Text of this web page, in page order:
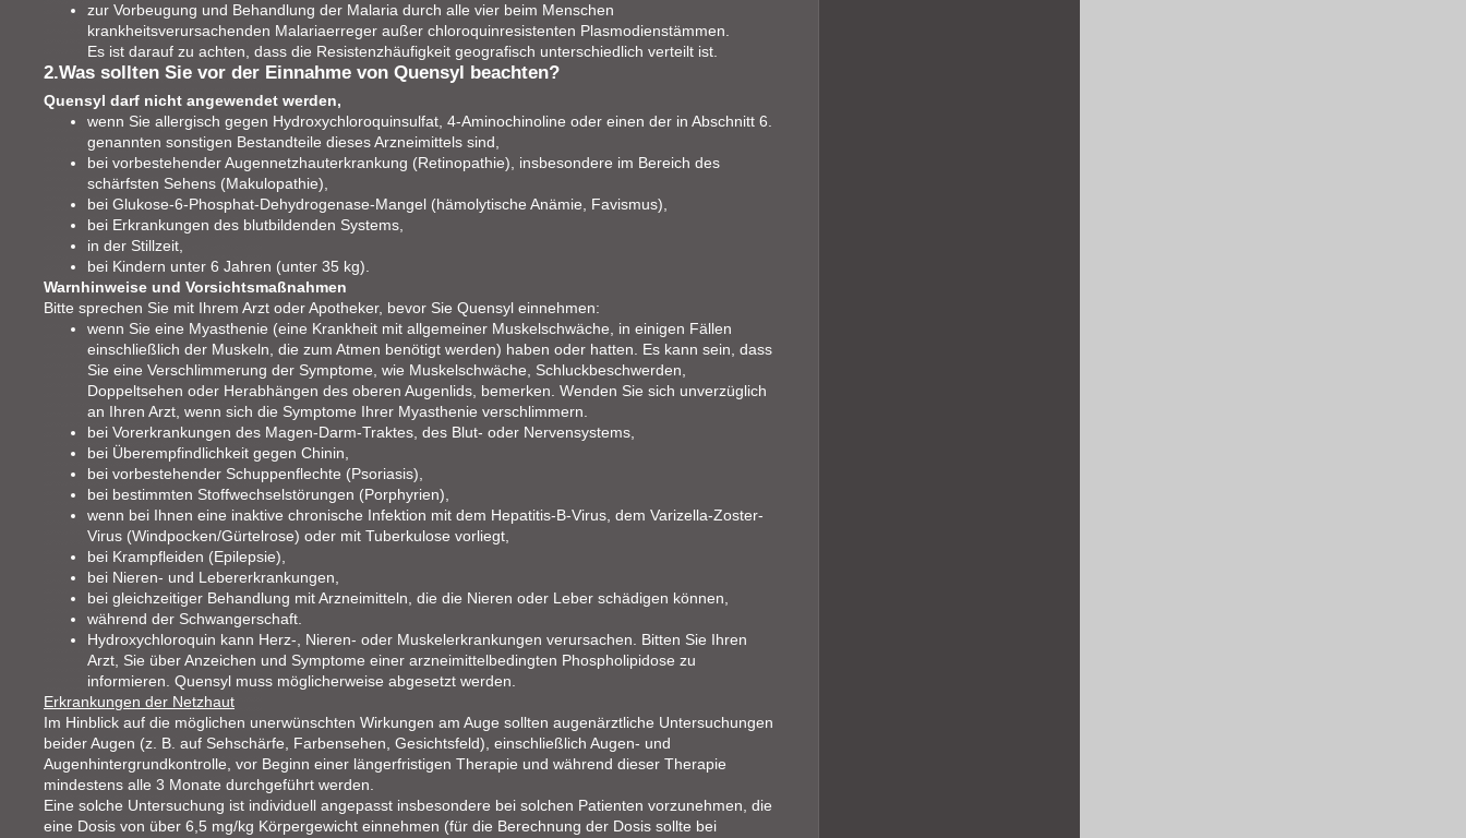
zur Vorbeugung und Behandlung der Malaria durch alle vier beim Menschen
krankheitsverursachenden Malariaerreger außer chloroquinresistenten Plasmodienstämmen.
Es ist darauf zu achten, dass die Resistenzhäufigkeit geografisch unterschiedlich verteilt ist.
2.Was sollten Sie vor der Einnahme von Quensyl beachten?
Quensyl darf nicht angewendet werden,
wenn Sie allergisch gegen Hydroxychloroquinsulfat, 4-Aminochinoline oder einen der in Abschnitt 6.
genannten sonstigen Bestandteile dieses Arzneimittels sind,
bei vorbestehender Augennetzhauterkrankung (Retinopathie), insbesondere im Bereich des
schärfsten Sehens (Makulopathie),
bei Glukose-6-Phosphat-Dehydrogenase-Mangel (hämolytische Anämie, Favismus),
bei Erkrankungen des blutbildenden Systems,
in der Stillzeit,
bei Kindern unter 6 Jahren (unter 35 kg).
Warnhinweise und Vorsichtsmaßnahmen
Bitte sprechen Sie mit Ihrem Arzt oder Apotheker, bevor Sie Quensyl einnehmen:
wenn Sie eine Myasthenie (eine Krankheit mit allgemeiner Muskelschwäche, in einigen Fällen
einschließlich der Muskeln, die zum Atmen benötigt werden) haben oder hatten. Es kann sein, dass
Sie eine Verschlimmerung der Symptome, wie Muskelschwäche, Schluckbeschwerden,
Doppeltsehen oder Herabhängen des oberen Augenlids, bemerken. Wenden Sie sich unverzüglich
an Ihren Arzt, wenn sich die Symptome Ihrer Myasthenie verschlimmern.
bei Vorerkrankungen des Magen-Darm-Traktes, des Blut- oder Nervensystems,
bei Überempfindlichkeit gegen Chinin,
bei vorbestehender Schuppenflechte (Psoriasis),
bei bestimmten Stoffwechselstörungen (Porphyrien),
wenn bei Ihnen eine inaktive chronische Infektion mit dem Hepatitis-B-Virus, dem Varizella-Zoster-
Virus (Windpocken/Gürtelrose) oder mit Tuberkulose vorliegt,
bei Krampfleiden (Epilepsie),
bei Nieren- und Lebererkrankungen,
bei gleichzeitiger Behandlung mit Arzneimitteln, die die Nieren oder Leber schädigen können,
während der Schwangerschaft.
Hydroxychloroquin kann Herz-, Nieren- oder Muskelerkrankungen verursachen. Bitten Sie Ihren
Arzt, Sie über Anzeichen und Symptome einer arzneimittelbedingten Phospholipidose zu
informieren. Quensyl muss möglicherweise abgesetzt werden.
Erkrankungen der Netzhaut
Im Hinblick auf die möglichen unerwünschten Wirkungen am Auge sollten augenärztliche Untersuchungen
beider Augen (z. B. auf Sehschärfe, Farbensehen, Gesichtsfeld), einschließlich Augen- und
Augenhintergrundkontrolle, vor Beginn einer längerfristigen Therapie und während dieser Therapie
mindestens alle 3 Monate durchgeführt werden.
Eine solche Untersuchung ist individuell angepasst insbesondere bei solchen Patienten vorzunehmen, die
eine Dosis von über 6,5 mg/kg Körpergewicht einnehmen (für die Berechnung der Dosis sollte bei